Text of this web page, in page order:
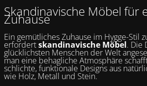
Skandinavische Möbel für
Zuhause
Ein gemütliches Zuhause im Hygge-Stil
erfordertskandinavische Möbel. Die
glücklichsten Menschen der Welt
man eine behagliche Atmosphäre
schlichte, funktionale Designs aus
wie Holz, Metall und Stein.